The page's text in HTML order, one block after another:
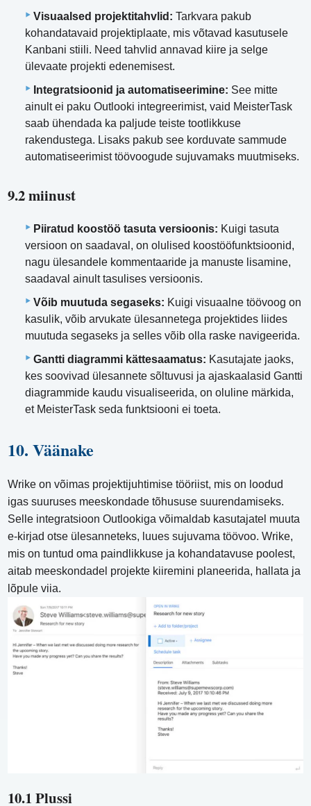
Visuaalsed projektitahvlid: Tarkvara pakub
kohandatavaid projektiplaate, mis võtavad kasutusele
Kanbani stiili. Need tahvlid annavad kiire ja selge
ülevaate projekti edenemisest.
Integratsioonid ja automatiseerimine: See mitte
ainult ei paku Outlooki integreerimist, vaid MeisterTask
saab ühendada ka paljude teiste tootlikkuse
rakendustega. Lisaks pakub see korduvate sammude
automatiseerimist töövoogude sujuvamaks muutmiseks.
9.2 miinust
Piiratud koostöö tasuta versioonis: Kuigi tasuta
versioon on saadaval, on olulised koostööfunktsioonid,
nagu ülesandele kommentaaride ja manuste lisamine,
saadaval ainult tasulises versioonis.
Võib muutuda segaseks: Kuigi visuaalne töövoog on
kasulik, võib arvukate ülesannetega projektides liides
muutuda segaseks ja selles võib olla raske navigeerida.
Gantti diagrammi kättesaamatus: Kasutajate jaoks,
kes soovivad ülesannete sõltuvusi ja ajaskaalasid Gantti
diagrammide kaudu visualiseerida, on oluline märkida,
et MeisterTask seda funktsiooni ei toeta.
10. Väänake
Wrike on võimas projektijuhtimise tööriist, mis on loodud
igas suuruses meeskondade tõhususe suurendamiseks.
Selle integratsioon Outlookiga võimaldab kasutajatel muuta
e-kirjad otse ülesanneteks, luues sujuvama töövoo. Wrike,
mis on tuntud oma paindlikkuse ja kohandatavuse poolest,
aitab meeskondadel projekte kiiremini planeerida, hallata ja
lõpule viia.
10.1 Plussi